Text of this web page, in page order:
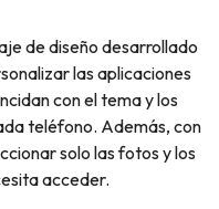
de diseño desarrollado
las aplicaciones
con el tema y los
teléfono. Además, con
solo las fotos y los
acceder.